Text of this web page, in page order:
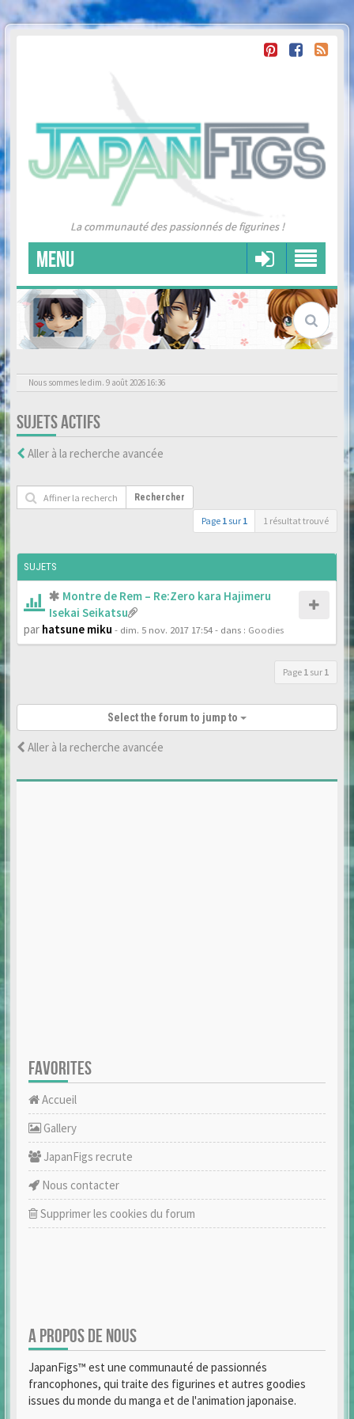
La communauté des passionnés de figurines !
MENU
Nous sommes le dim. 9 août 2026 16:36
SUJETS ACTIFS
Aller à la recherche avancée
Rechercher
Page 1 sur 1 1 résultat trouvé
SUJETS
Montre de Rem – Re:Zero kara Hajimeru
Isekai Seikatsu
par hatsune miku - dim. 5 nov. 2017 17:54- dans : Goodies
Page 1 sur 1
Select the forum to jump to
Aller à la recherche avancée
FAVORITES
Accueil
Gallery
JapanFigs recrute
Nous contacter
Supprimer les cookies du forum
A PROPOS DE NOUS
JapanFigs™ est une communauté de passionnés
francophones, qui traite des figurines et autres goodies
issues du monde du manga et de l'animation japonaise.